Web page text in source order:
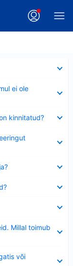
ei ole
kinnitatud?
Millal toimub
või